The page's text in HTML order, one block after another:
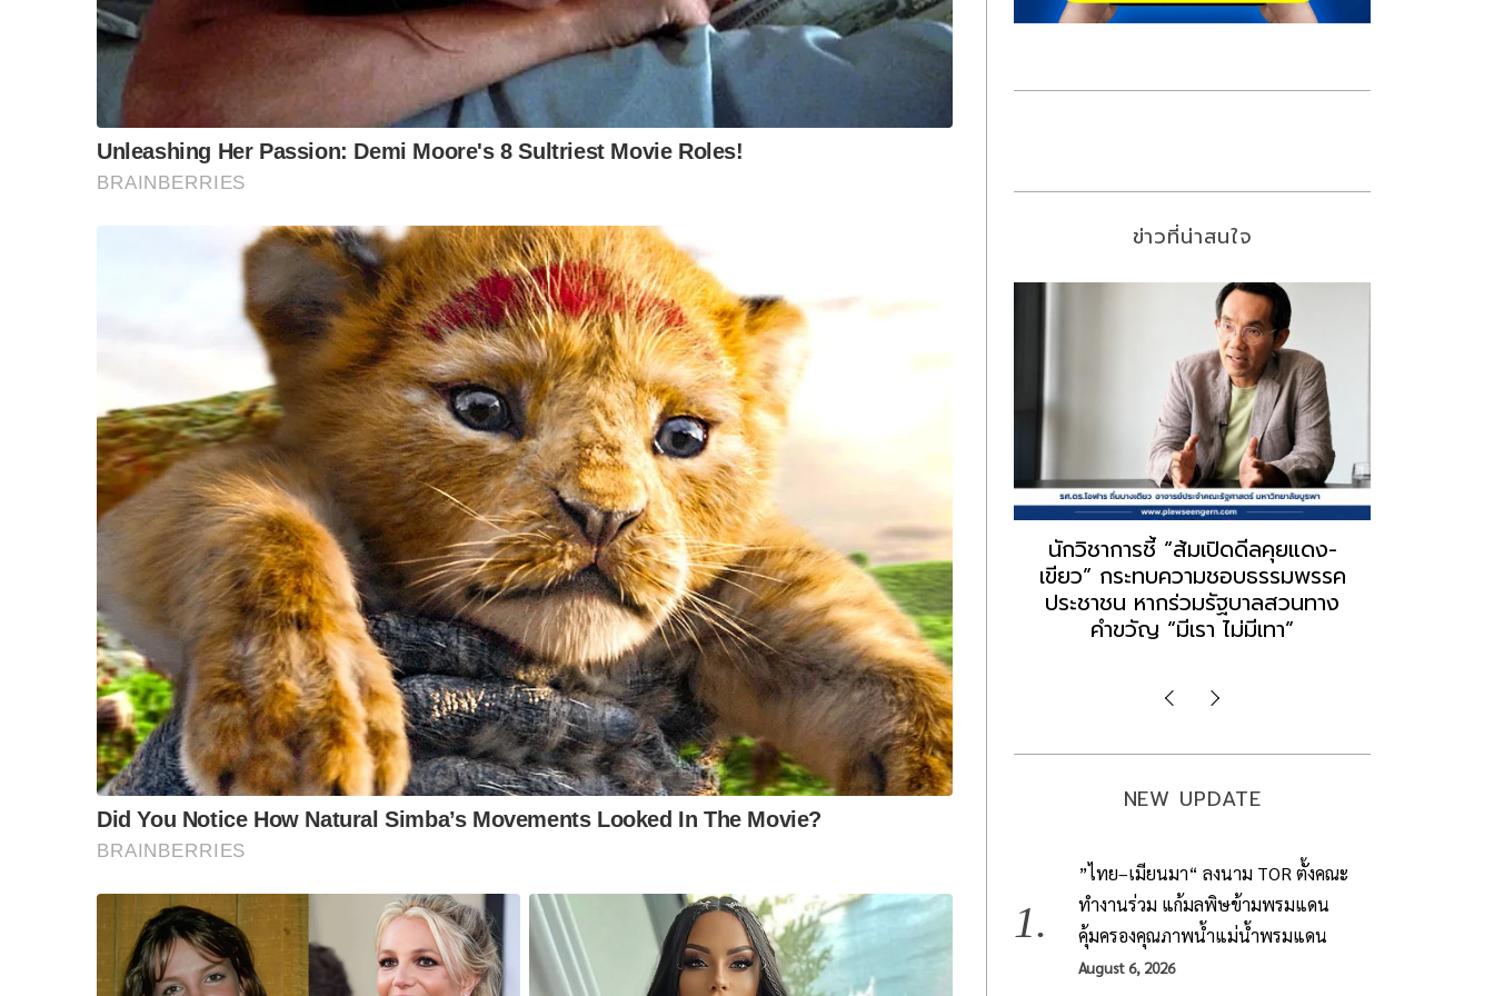
ข่าวที่น่าสนใจ
“วันวิชิต” ชี้ระบบเลือก สว. เปิดช่อง
ล็อบบี้ทุกกลุ่ม ส่วนปมฮั้วต้องมีหลัก
ฐานเส้นเงิน ล็อกโหวต กำหนดผล ชี้
ข้อสันนิษฐาน สร้างกระแส แต่ไร้
Impact ทางกฎหมาย
นักวิชาการชี้ “ส้มเปิดดีลคุยแดง-
เขียว” กระทบความชอบธรรมพรรค
ประชาชน หากร่วมรัฐบาลสวนทาง
คำขวัญ “มีเรา ไม่มีเทา”
“ธนพร” ชี้หากพรรคประชาชนจับมือ
“แดง-เขียว” เท่ากับทำลายตัวเอง
ผิดคำพูด ทลายศรัทธาฐานเสียง
มองข่าวตั้งรัฐบาลใหม่เป็นเพียง
NEW UPDATE
”ไทย–เมียนมา“ ลงนาม TOR ตั้งคณะ
ทำงานร่วม แก้มลพิษข้ามพรมแดน
คุ้มครองคุณภาพน้ำแม่น้ำพรมแดน
August 6, 2026